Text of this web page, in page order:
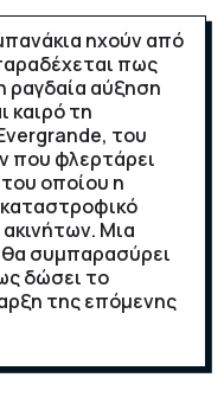
ηχούν από
πως
ραγδαία αύξηση
καιρό τη
του
που φλερτάρει
οποίου η
ακινήτων. Μια
συμπαρασύρει
δώσει το
της επόμενης